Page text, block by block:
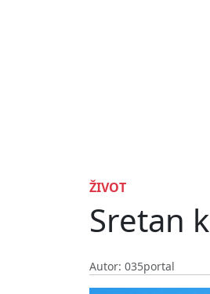
ŽIVOT
Sretan
Autor: 035portal